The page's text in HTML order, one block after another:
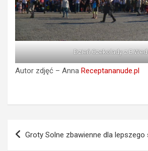
Dzień Czekolady z
Autor zdjęć – Anna Receptananude.pl
Nawigacja
wpisu
Groty Solne zbawienne dla